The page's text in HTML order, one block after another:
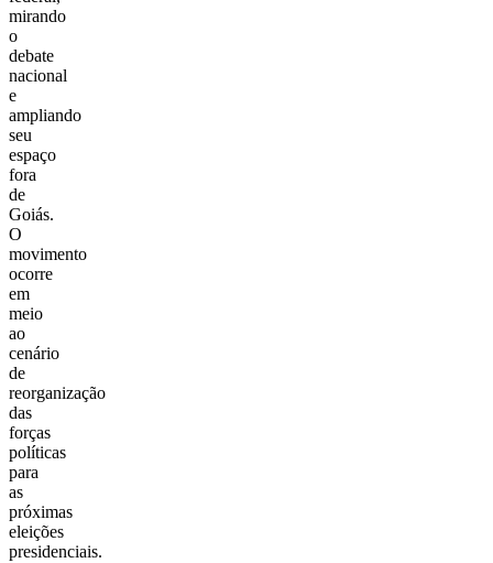
mirando
o
debate
nacional
e
ampliando
seu
espaço
fora
de
Goiás.
O
movimento
ocorre
em
meio
ao
cenário
de
reorganização
das
forças
políticas
para
as
próximas
eleições
presidenciais.